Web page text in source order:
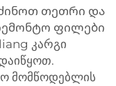
თეთრი და
ფილები
კარგი
მომწოდებლის